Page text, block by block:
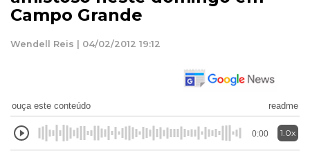
Campo Grande
Wendell Reis | 04/02/2012 19:12
ouça este conteúdo readme
0:00 1.0x